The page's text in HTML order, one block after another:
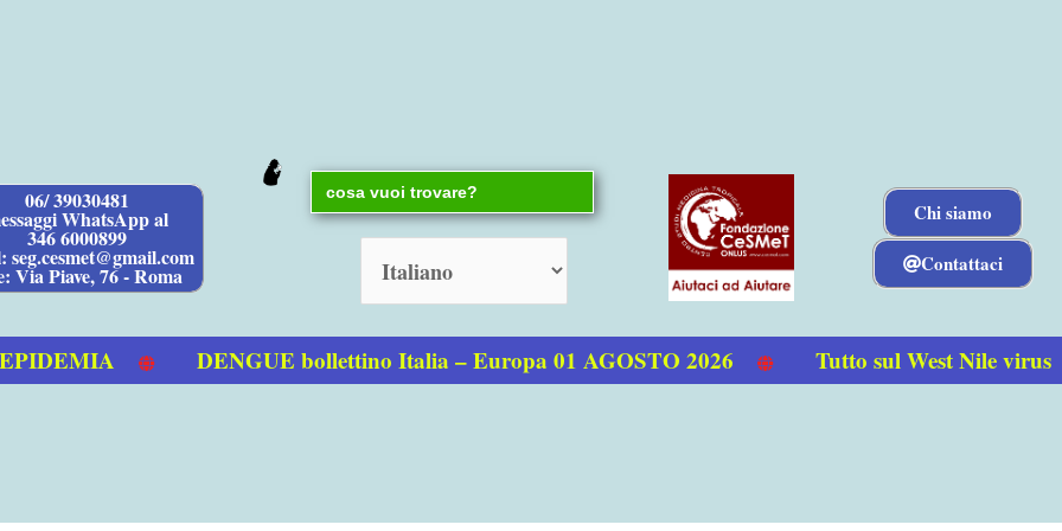
06/ 39030481
WhatsApp al
346 6000899
seg.cesmet@gmail.com
Via Piave, 76 - Roma
Search
for:
Chi siamo
Contattaci
DENGUE bollettino Italia – Europa 01 AGOSTO 2026 Tutto sul West Nile virus